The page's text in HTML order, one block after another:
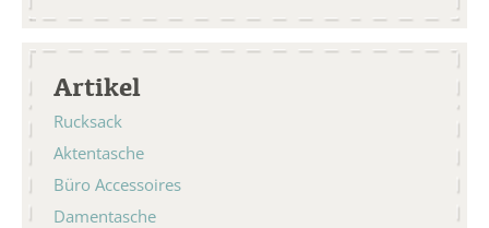
Artikel
Rucksack
Aktentasche
Büro Accessoires
Damentasche